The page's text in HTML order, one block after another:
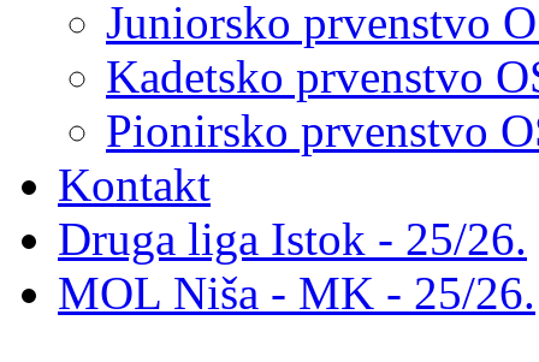
Juniorsko prvenstvo
Kadetsko prvenstvo
Pionirsko prvenstvo
Kontakt
Druga liga Istok - 25/26.
MOL Niša - MK - 25/26.